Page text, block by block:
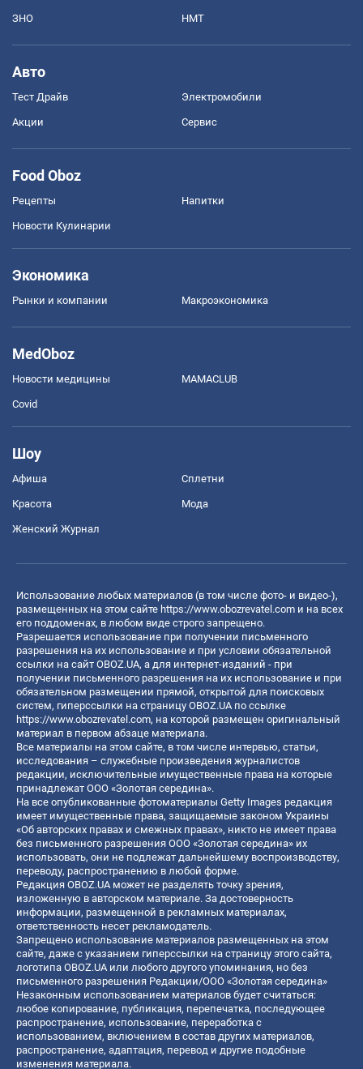
ЗНО НМТ
Авто
Тест Драйв Электромобили
Акции Сервис
Food Oboz
Рецепты Напитки
Новости Кулинарии
Экономика
Рынки и компании Mакроэкономика
MedOboz
Новости медицины MAMACLUB
Covid
Шоу
Афиша Сплетни
Красота Мода
Женский Журнал
Использование любых материалов (в том числе фото- и видео-),
размещенных на этом сайте https://www.obozrevatel.com и на всех
его поддоменах, в любом виде строго запрещено.
Разрешается использование при получении письменного
разрешения на их использование и при условии обязательной
ссылки на сайт OBOZ.UA, а для интернет-изданий - при
получении письменного разрешения на их использование и при
обязательном размещении прямой, открытой для поисковых
систем, гиперссылки на страницу OBOZ.UA по ссылке
https://www.obozrevatel.com, на которой размещен оригинальный
материал в первом абзаце материала.
Все материалы на этом сайте, в том числе интервью, статьи,
исследования – служебные произведения журналистов
редакции, исключительные имущественные права на которые
принадлежат ООО «Золотая середина».
На все опубликованные фотоматериалы Getty Images редакция
имеет имущественные права, защищаемые законом Украины
«Об авторских правах и смежных правах», никто не имеет права
без письменного разрешения ООО «Золотая середина» их
использовать, они не подлежат дальнейшему воспроизводству,
переводу, распространению в любой форме.
Редакция OBOZ.UA может не разделять точку зрения,
изложенную в авторском материале. За достоверность
информации, размещенной в рекламных материалах,
ответственность несет рекламодатель.
Запрещено использование материалов размещенных на этом
сайте, даже с указанием гиперссылки на страницу этого сайта,
логотипа OBOZ.UA или любого другого упоминания, но без
письменного разрешения Редакции/ООО «Золотая середина»
Незаконным использованием материалов будет считаться:
любое копирование, публикация, перепечатка, последующее
распространение, использование, переработка с
использованием, включением в состав других материалов,
распространение, адаптация, перевод и другие подобные
изменения материала.